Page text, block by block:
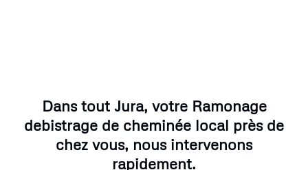
Dans tout Jura, votre Ramonage
debistrage de cheminée local près de
chez vous, nous intervenons
rapidement.